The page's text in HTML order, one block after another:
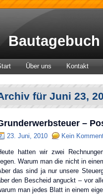
Über uns Kontakt
für Juni 23,
–
23. Juni, 2010 Kein
hatten wir zwei
Warum man die nicht in
das sind ja nur unsere
den Bescheid anguckt – vor
man jedes Blatt in einem